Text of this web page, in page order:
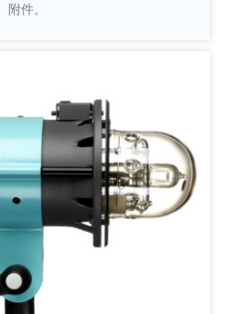
附件。